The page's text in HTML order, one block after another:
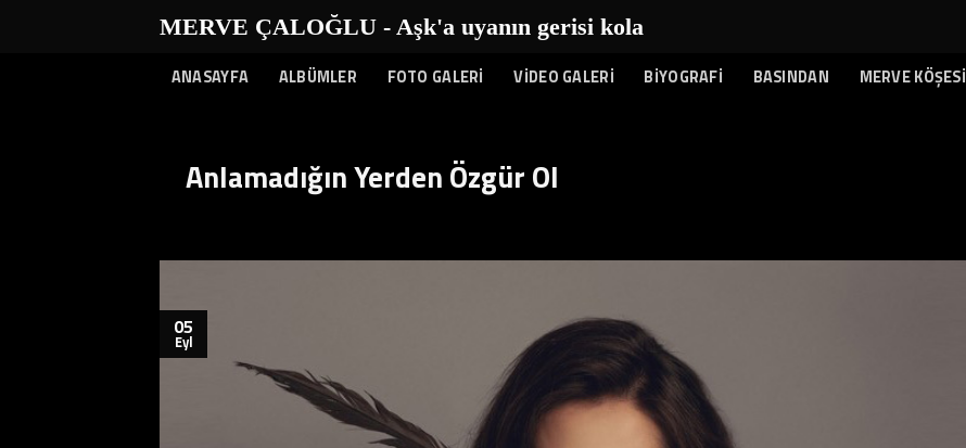
MERVE ÇALOĞLU - Aşk'a uyanın gerisi kolay...
ANASAYFA ALBÜMLER FOTO GALERİ VİDEO GALERİ BİYOGRAFİ BASINDAN MERVE KÖŞESİ
Anlamadığın Yerden Özgür Ol
05
Eyl